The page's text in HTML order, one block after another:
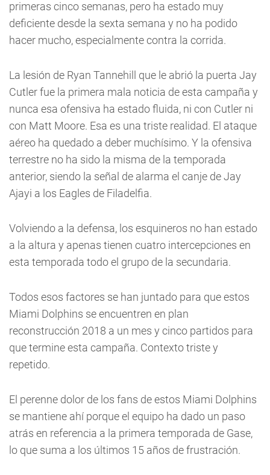
primeras cinco semanas, pero ha estado muy
deficiente desde la sexta semana y no ha podido
hacer mucho, especialmente contra la corrida.
La lesión de Ryan Tannehill que le abrió la puerta Jay
Cutler fue la primera mala noticia de esta campaña y
nunca esa ofensiva ha estado fluida, ni con Cutler ni
con Matt Moore. Esa es una triste realidad. El ataque
aéreo ha quedado a deber muchísimo. Y la ofensiva
terrestre no ha sido la misma de la temporada
anterior, siendo la señal de alarma el canje de Jay
Ajayi a los Eagles de Filadelfia.
Volviendo a la defensa, los esquineros no han estado
a la altura y apenas tienen cuatro intercepciones en
esta temporada todo el grupo de la secundaria.
Todos esos factores se han juntado para que estos
Miami Dolphins se encuentren en plan
reconstrucción 2018 a un mes y cinco partidos para
que termine esta campaña. Contexto triste y
repetido.
El perenne dolor de los fans de estos Miami Dolphins
se mantiene ahí porque el equipo ha dado un paso
atrás en referencia a la primera temporada de Gase,
lo que suma a los últimos 15 años de frustración.